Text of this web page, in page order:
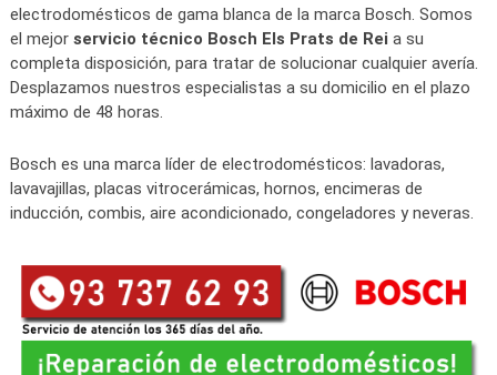
electrodomésticos de gama blanca de la marca Bosch. Somos
el mejor servicio técnico Bosch Els Prats de Rei a su
completa disposición, para tratar de solucionar cualquier avería.
Desplazamos nuestros especialistas a su domicilio en el plazo
máximo de 48 horas.
Bosch es una marca líder de electrodomésticos: lavadoras,
lavavajillas, placas vitrocerámicas, hornos, encimeras de
inducción, combis, aire acondicionado, congeladores y neveras.